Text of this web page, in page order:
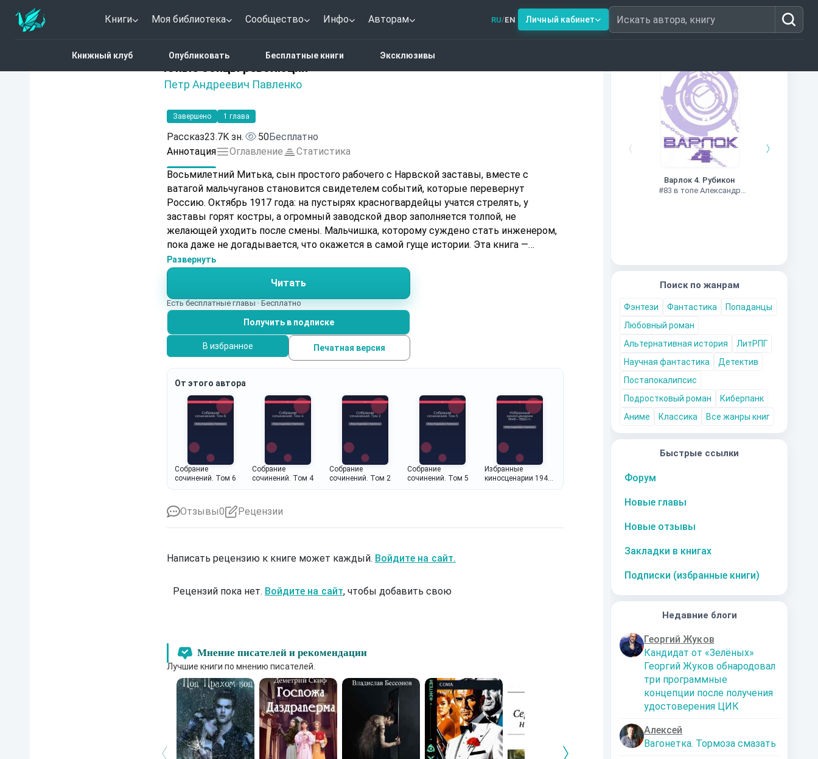
Книги Моя библиотека Сообщество Инфо Авторам RU/EN Личный кабинет Искать автора, книгу
Книжный клуб Опубликовать Бесплатные книги Эксклюзивы
Книги из топ-100
Варлок 4. Рубикон
#83 в топе Александр
Поиск по жанрам
Фэнтези Фантастика
Попаданцы
Любовный роман
Альтернативная история
ЛитРПГ
Научная фантастика
Детектив
Постапокалипсис
Подростковый роман
Киберпанк
Аниме
Классика Все жанры книг
Быстрые ссылки
Форум
Новые главы
Новые отзывы
Закладки в книгах
Подписки (избранные книги)
Недавние блоги
Георгий Жуков
Кандидат от «Зелёных»
Георгий Жуков обнародовал
три программные
концепции после получения
удостоверения ЦИК
Алексей
Вагонетка. Тормоза смазать
Юные бойцы революции
Петр Андреевич Павленко
Нет оценок
Завершено 1 глава
Рассказ23.7K зн. 50Бесплатно
Аннотация
Оглавление
Статистика
Восьмилетний Митька, сын простого рабочего с Нарвской заставы, вместе с
ватагой мальчуганов становится свидетелем событий, которые перевернут
Россию. Октябрь 1917 года: на пустырях красногвардейцы учатся стрелять, у
заставы горят костры, а огромный заводской двор заполняется толпой, не
желающей уходить после смены. Мальчишка, которому суждено стать инженером,
пока даже не догадывается, что окажется в самой гуще истории. Эта книга —
взгляд на великую революцию глазами ребёнка, для которого всё происходящее —
самое захватывающее приключение в жизни.
Развернуть
Читать
Есть бесплатные главы · Бесплатно
Получить в подписке
В избранное Печатная версия
От этого автора
Собрание
сочинений. Том 6
Собрание
сочинений. Том 4
Собрание
сочинений. Том 2
Собрание
сочинений. Том 5
Избранные
киносценарии 1949
Отзывы0 Рецензии
Написать рецензию к книге может каждый. Войдите на сайт.
Рецензий пока нет. Войдите на сайт, чтобы добавить свою
Мнение писателей и рекомендации
Лучшие книги по мнению писателей.